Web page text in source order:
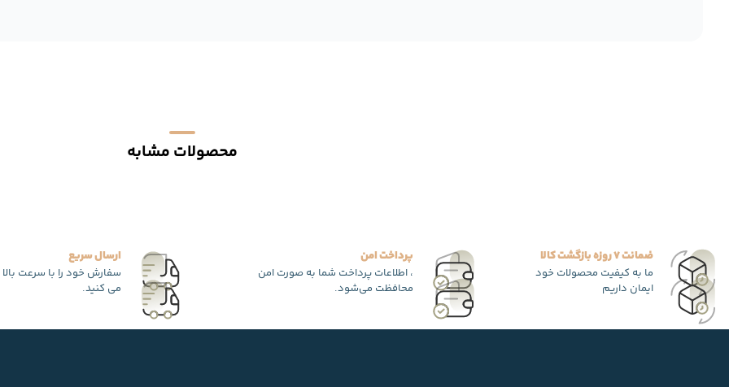
محصولات مشابه
ضمانت 7 روزه بازگشت کالا
ما به کیفیت محصولات خود
ایمان داریم
پرداخت امن
، اطلاعات پرداخت شما به صورت امن
محافظت می‌شود.
ارسال سریع
سفارش خود را با سرعت
می کنید.